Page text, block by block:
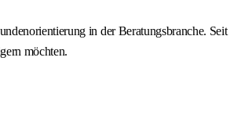
in der Beratungsbranche. Seit
möchten.